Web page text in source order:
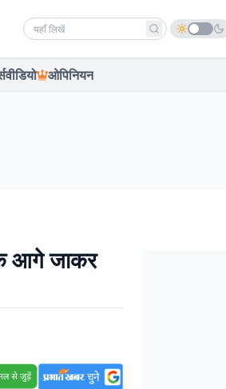
Search news
वीडियो ओपिनियन
आगे जाकर